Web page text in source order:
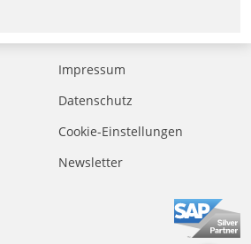
Impressum
Datenschutz
Cookie-Einstellungen
Newsletter